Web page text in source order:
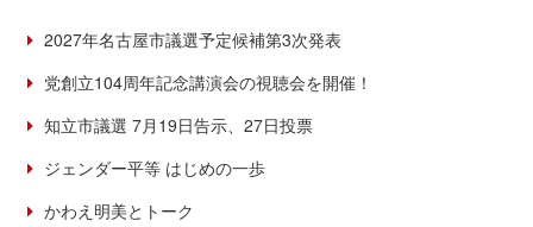
2027年名古屋市議選予定候補第3次発表
党創立104周年記念講演会の視聴会を開催！
知立市議選 7月19日告示、27日投票
ジェンダー平等 はじめの一歩
かわえ明美とトーク